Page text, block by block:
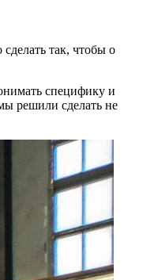
так, чтобы о
специфику и
решили сделать не